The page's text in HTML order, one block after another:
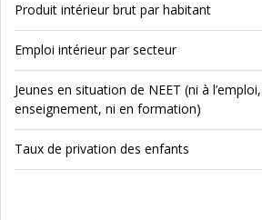
Produit intérieur brut par habitant
Emploi intérieur par secteur
Jeunes en situation de NEET (ni à
enseignement, ni en formation)
Taux de privation des enfants